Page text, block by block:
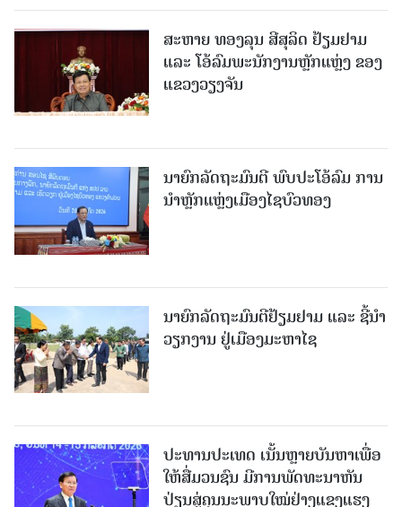
ສະຫາຍ ທອງລຸນ ສີສຸລິດ ຢ້ຽມຢາມ
ແລະ ໂອ້ລົມພະນັກງານຫຼັກແຫຼ່ງ ຂອງ
ແຂວງວຽງຈັນ
ນາຍົກລັດຖະມົນຕີ ພົບປະໂອ້ລົມ ການ
ນຳຫຼັກແຫຼ່ງເມືອງໄຊບົວທອງ
ນາຍົກລັດຖະມົນຕີຢ້ຽມຢາມ ແລະ ຊີ້ນຳ
ວຽກງານ ຢູ່ເມືອງມະຫາໄຊ
ປະທານປະເທດ ເນັ້ນຫຼາຍບັນຫາເພື່ອ
ໃຫ້ສື່ມວນຊົນ ມີການພັດທະນາຫັນ
ປ່ຽນສູ່ຄຸນນະພາບໃໝ່ຢ່າງແຂງແຮງ